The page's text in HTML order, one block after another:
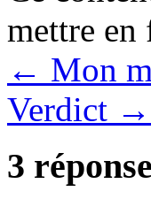
mettre en
← Mon
Verdict →
3